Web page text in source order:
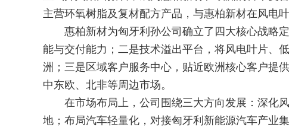
主营环氧树脂及复材配方产品，与惠柏新材在风电
惠柏新材为匈牙利孙公司确立了四大核心战略
能与交付能力；二是技术溢出平台，将风电叶片、
洲；三是区域客户服务中心，贴近欧洲核心客户提
中东欧、北非等周边市场。
在市场布局上，公司围绕三大方向发展：深化风
地；布局汽车轻量化，对接匈牙利新能源汽车产业